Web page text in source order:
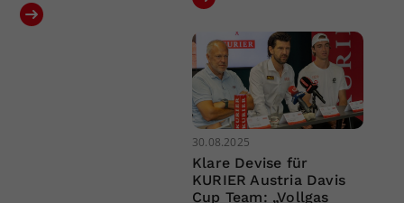
30.08.2025
Klare Devise für
KURIER Austria Davis
Cup Team: „Vollgas